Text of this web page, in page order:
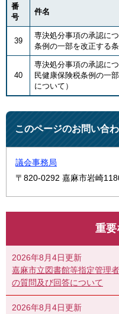
番
号
件名
39
専決処分事項の承認に
条例の一部を改正する条
40
専決処分事項の承認に
民健康保険税条例の一
について）
このページのお問い合
議会事務局
〒820-0292 嘉麻市岩崎
重要
2026年8月4日更新
嘉麻市立図書館等指定管理
の質問及び回答について
2026年8月4日更新